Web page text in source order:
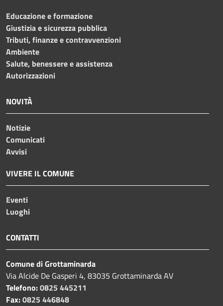
Educazione e formazione
Giustizia e sicurezza pubblica
Tributi, finanze e contravvenzioni
Ambiente
Salute, benessere e assistenza
Autorizzazioni
NOVITÀ
Notizie
Comunicati
Avvisi
VIVERE IL COMUNE
Eventi
Luoghi
CONTATTI
Comune di Grottaminarda
Via Alcide De Gasperi 4, 83035 Grottaminarda AV
Telefono:0825 445211
Fax:0825 446848